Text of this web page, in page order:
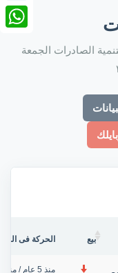
الصادرات الجمعة
بيع الحركة فى
منذ 5 عام / منذ